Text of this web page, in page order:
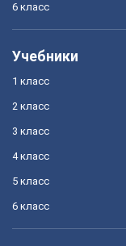
6 класс
Учебники
1 класс
2 класс
3 класс
4 класс
5 класс
6 класс